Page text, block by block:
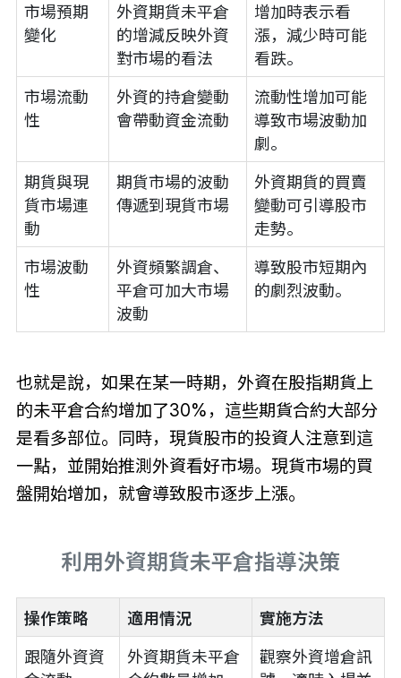
市場預期
變化
外資期貨未平倉
的增減反映外資
對市場的看法
增加時表示看
漲，減少時可能
看跌。
市場流動
性
外資的持倉變動
會帶動資金流動
流動性增加可能
導致市場波動加
劇。
期貨與現
貨市場連
動
期貨市場的波動
傳遞到現貨市場
外資期貨的買賣
變動可引導股市
走勢。
市場波動
性
外資頻繁調倉、
平倉可加大市場
波動
導致股市短期內
的劇烈波動。
也就是說，如果在某一時期，外資在股指期貨上
的未平倉合約增加了30%，這些期貨合約大部分
是看多部位。同時，現貨股市的投資人注意到這
一點，並開始推測外資看好市場。現貨市場的買
盤開始增加，就會導致股市逐步上漲。
利用外資期貨未平倉指導決策
操作策略 適用情況 實施方法
跟隨外資資
外資期貨未平倉
觀察外資增倉訊